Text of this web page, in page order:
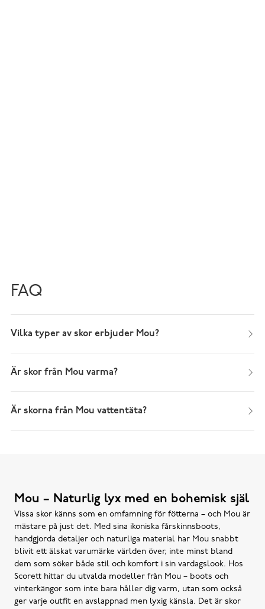
FAQ
Vilka typer av skor erbjuder Mou?
Är skor från Mou varma?
Är skorna från Mou vattentäta?
Mou – Naturlig lyx med en bohemisk själ
Vissa skor känns som en omfamning för fötterna – och Mou är
mästare på just det. Med sina ikoniska fårskinnsboots,
handgjorda detaljer och naturliga material har Mou snabbt
blivit ett älskat varumärke världen över, inte minst bland
dem som söker både stil och komfort i sin vardagslook. Hos
Scorett hittar du utvalda modeller från Mou – boots och
vinterkängor som inte bara håller dig varm, utan som också
ger varje outfit en avslappnad men lyxig känsla. Det är skor